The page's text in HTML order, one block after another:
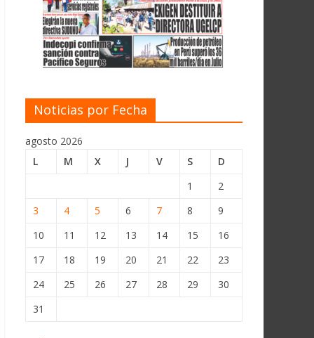
Noticias por Fecha
agosto 2026
L
M X J V S
D
1
2
3
4 5 6 7 8
9
10
11 12 13 14 15
16
17
18 19 20 21 22
23
24
25 26 27 28 29
30
31